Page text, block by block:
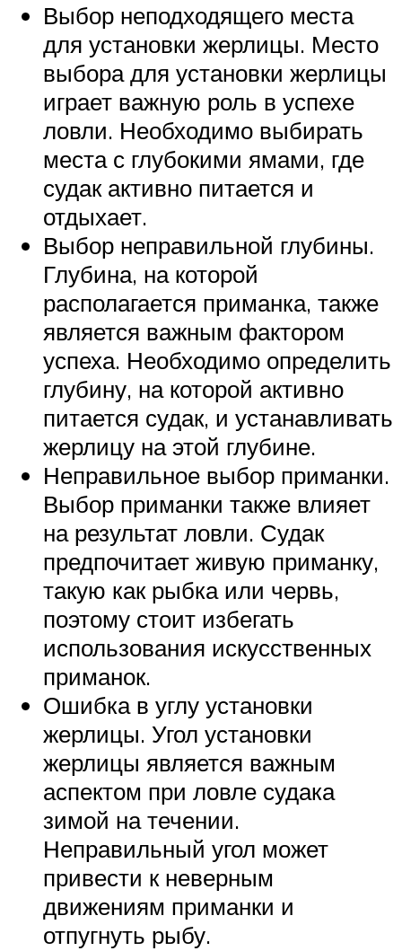
Выбор неподходящего места
для установки жерлицы. Место
выбора для установки жерлицы
играет важную роль в успехе
ловли. Необходимо выбирать
места с глубокими ямами, где
судак активно питается и
отдыхает.
Выбор неправильной глубины.
Глубина, на которой
располагается приманка, также
является важным фактором
успеха. Необходимо определить
глубину, на которой активно
питается судак, и устанавливать
жерлицу на этой глубине.
Неправильное выбор приманки.
Выбор приманки также влияет
на результат ловли. Судак
предпочитает живую приманку,
такую как рыбка или червь,
поэтому стоит избегать
использования искусственных
приманок.
Ошибка в углу установки
жерлицы. Угол установки
жерлицы является важным
аспектом при ловле судака
зимой на течении.
Неправильный угол может
привести к неверным
движениям приманки и
отпугнуть рыбу.